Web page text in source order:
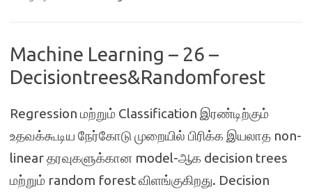
Machine Learning – 26 –
Decisiontrees&Randomforest
Regression மற்றும் Classification இரண்டிற்கும்
உதவக்கூடிய நேர்கோடு முறையில் பிரிக்க இயலாத non-
linear தரவுகளுக்கான model-ஆக decision trees
மற்றும் random forest விளங்குகிறது. Decision